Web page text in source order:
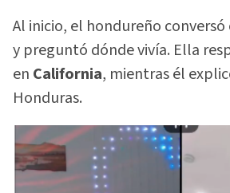
Al inicio, el hondureño
y preguntó dónde vivía. Ella
en California, mientras él
Honduras.